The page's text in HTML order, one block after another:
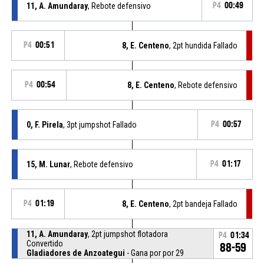
11, A. Amundaray, Rebote defensivo P4 00:49
P4 00:51 8, E. Centeno, 2pt hundida Fallado
P4 00:54 8, E. Centeno, Rebote defensivo
0, F. Pirela, 3pt jumpshot Fallado P4 00:57
15, M. Lunar, Rebote defensivo P4 01:17
P4 01:19 8, E. Centeno, 2pt bandeja Fallado
11, A. Amundaray, 2pt jumpshot flotadora
Convertido
Gladiadores de Anzoategui - Gana por por 29
P4 01:34
88-59